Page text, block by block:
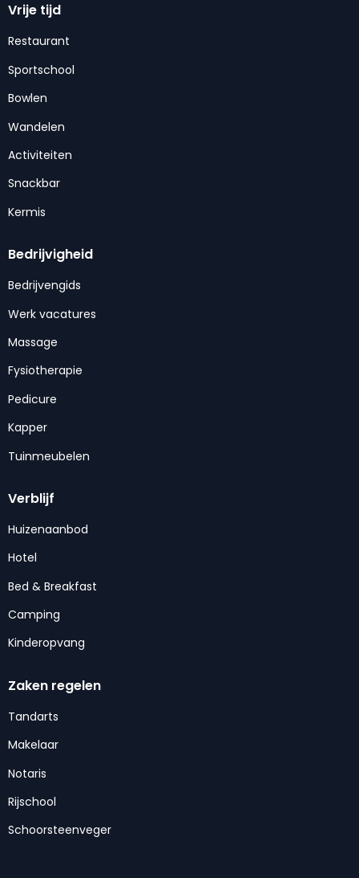
Vrije tijd
Restaurant
Sportschool
Bowlen
Wandelen
Activiteiten
Snackbar
Kermis
Bedrijvigheid
Bedrijvengids
Werk vacatures
Massage
Fysiotherapie
Pedicure
Kapper
Tuinmeubelen
Verblijf
Huizenaanbod
Hotel
Bed & Breakfast
Camping
Kinderopvang
Zaken regelen
Tandarts
Makelaar
Notaris
Rijschool
Schoorsteenveger